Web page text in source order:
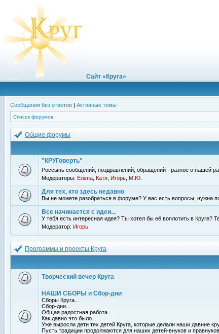
Сайт «Круга»
Сообщения без ответов | Активные темы
Список форумов
Общие форумы
"КРУГоверть"
Россыпь сообщений, поздравлений, обращений - разное о нашей
Модераторы: Елена Катя Игорь М.Ю.
Для тех, кто здесь недавно
Вы не можете разобраться в форуме? У вас есть вопросы, нужна
Все начинается с идеи...
У тебя есть интересная идея? Ты хотел бы её воплотить в Круге?
Модератор: Игорь
Программы и проекты Круга
Творческий вечер Круга
НАШИ СБОРЫ и Сбор-дни
Сборы Круга...
Сбор-дни...
Общая радостная работа...
Как давно это было...
Уже выросли дети тех детей Круга, которые делали наши давние
Пусть традиции продолжаются для наших детей-внуков и